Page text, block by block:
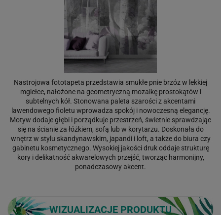
Nastrojowa fototapeta przedstawia smukłe pnie brzóz w lekkiej
mgiełce, nałożone na geometryczną mozaikę prostokątów i
subtelnych kół. Stonowana paleta szarości z akcentami
lawendowego fioletu wprowadza spokój i nowoczesną elegancję.
Motyw dodaje głębi i porządkuje przestrzeń, świetnie sprawdzając
się na ścianie za łóżkiem, sofą lub w korytarzu. Doskonała do
wnętrz w stylu skandynawskim, japandi i loft, a także do biura czy
gabinetu kosmetycznego. Wysokiej jakości druk oddaje strukturę
kory i delikatność akwarelowych przejść, tworząc harmonijny,
ponadczasowy akcent.
WIZUALIZACJE PRODUKTU